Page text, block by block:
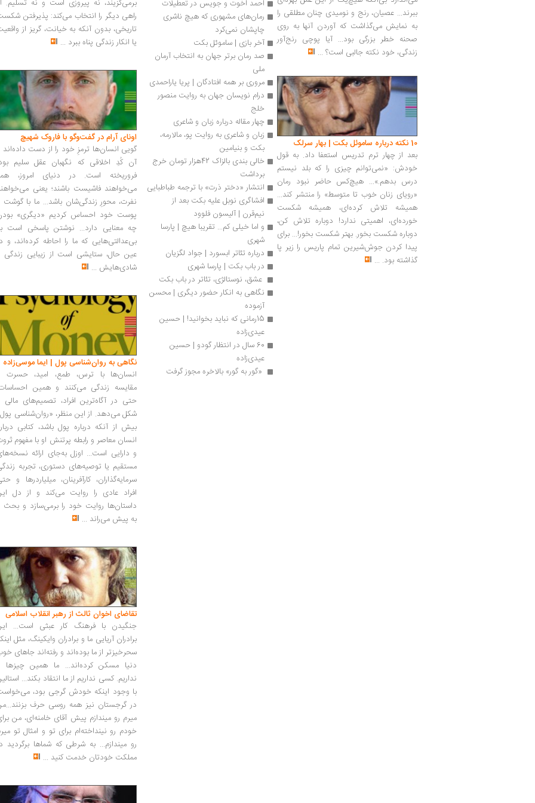
ببرند... عصیان، رنج و نومیدی چنان مطلقی را
به نمایش می‌گذاشت که آوردن آنها به روی
صحنه خطر بزرگی بود... آیا پوچی رنج‌آور
زندگی، خود نکته جالبی است؟ ...
10 نکته درباره ساموئل بکت | بهار سرلک
بعد از چهار ترم تدریس استعفا داد. به قول
خودش: «نمی‌توانم چیزی را كه بلد نیستم
درس بدهم.»... هیچ‌كس حاضر نبود رمان
«رویای زنان خوب تا متوسط» را منتشر كند...
همیشه تلاش كرده‌ای، همیشه شكست
خورده‌ای، اهمیتی ندارد! دوباره تلاش كن،
دوباره شكست بخور. بهتر شكست بخور!... برای
پیدا كردن جوش‌شیرین تمام پاریس را زیر پا
گذاشته بود. ...
احمد اخوت و جویس در تعطیلات
چاپشان نمی‌کرد
آخر بازی | ساموئل بکت
ملی
مروری بر همه‌ افتادگان | پریا یاراحمدی
خلج
چهار مقاله درباره زبان و شاعری
بکت و بنیامین
برداشت
انتشار «دختر ذرت» با ترجمه طباطبایی
نیم‌قرن | آلیسون فلوود
شهری
درباره تئاتر ابسورد | جواد لگزیان
در باب بکت | پارسا شهری
عشق، نوستالژی، تئاتر در باب بکت
آزموده
عیدی‌زاده
عیدی‌زاده
«گور به گور» بالاخره مجوز گرفت
برمی‌گزیند، نه پیروزی است و نه تسلیم.
راهی دیگر را انتخاب می‌کند: پذیرفتن
تاریخی، بدون آنکه به خیانت، گریز از
یا انکار زندگی پناه ببرد ...
اونای آرام در گفت‌وگو با فاروک شهیچ‭
گویی انسان‌ها ترمزِ خود را از دست داده‌اند
آن کُدِ اخلاقی که نگهبان عقل سلیم
فروریخته است. در دنیای امروز،
می‌خواهند فاشیست باشند؛ یعنی
نفرت، محورِ زندگی‌شان باشد... ما با گوشت
پوست خود احساس کردیم «دیگری»
چه معنایی دارد... نوشتن پاسخی است
بی‌عدالتی‌هایی که ما را احاطه کرده‌اند، و
عین حال، ستایشی است از زیبایی زندگی
شادی‌هایش ...
نگاهی به روان‌شناسی پول | ایما موسی‌زاده
انسان‌ها با ترس، طمع، امید، حسرت
مقایسه زندگی می‌کنند و همین
حتی در آگاه‌ترین افراد، تصمیم‌های مالی
شکل می‌دهد. از این منظر، «روان‌شناسی
بیش از آنکه درباره پول باشد، کتابی
انسان معاصر و رابطه پرتنش او با مفهوم
و دارایی است... اوزل به‌جای ارائه
مستقیم یا توصیه‌های دستوری، تجربه
سرمایه‌گذاران، کارآفرینان، میلیاردرها و
افراد عادی را روایت می‌کند و از دل
داستان‌ها روایت خود را برمی‌سازد و بحث
به پیش می‌راند ...
تقاضای اخوان ثالث از رهبر انقلاب اسلامی
جنگیدن با فرهنگ کار عبثی است...
برادران آریایی ما و برادران وایکینگ، مثل
سحرخیزتر از ما بوده‌اند و رفته‌اند جاهای
دنیا مسکن کرده‌اند... ما همین چیزها
نداریم. کسی نداریم از ما انتقاد بکند...
با وجود اینکه خودش گرجی بود،
در گرجستان نیز همه روسی حرف
میرم رو میندازم پیش آقای خامنه‌ای، من
خودم رو نینداخته‌ام برای تو و امثال تو
رو میندازم... به شرطی که شماها برگردید
مملکت خودتان خدمت کنید ...